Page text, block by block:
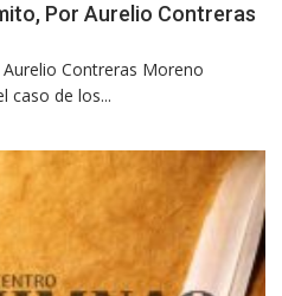
Por Aurelio Contreras
Contreras Moreno
caso de los...